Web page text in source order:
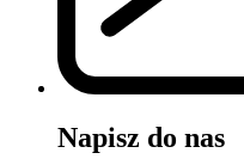
Napisz do nas